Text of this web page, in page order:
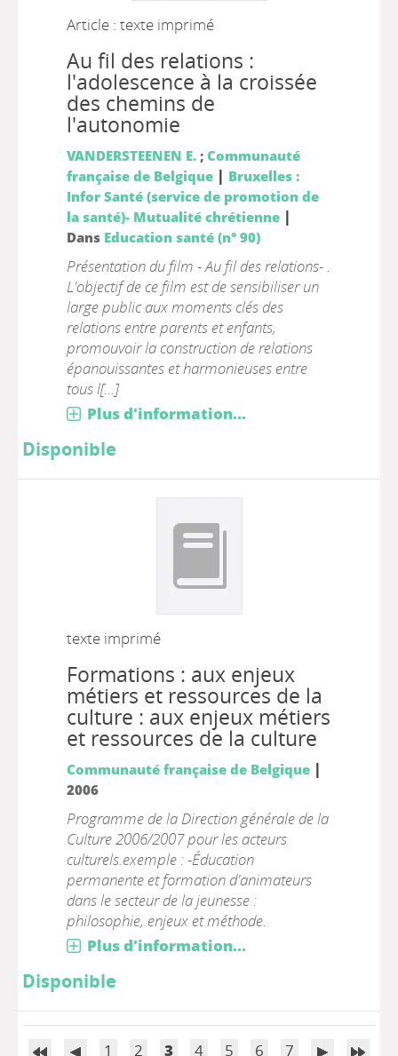
Article : texte imprimé
Au fil des relations :
l'adolescence à la croissée
des chemins de
l'autonomie
VANDERSTEENEN E.; Communauté
française de Belgique | Bruxelles :
Infor Santé (service de promotion de
la santé)- Mutualité chrétienne|
Dans Education santé (n° 90)
Présentation du film - Au fil des relations- .
L'objectif de ce film est de sensibiliser un
large public aux moments clés des
relations entre parents et enfants,
promouvoir la construction de relations
épanouissantes et harmonieuses entre
tous l[...]
Plus d'information...
Disponible
texte imprimé
Formations : aux enjeux
métiers et ressources de la
culture : aux enjeux métiers
et ressources de la culture
Communauté française de Belgique |
2006
Programme de la Direction générale de la
Culture 2006/2007 pour les acteurs
culturels.exemple : -Éducation
permanente et formation d'animateurs
dans le secteur de la jeunesse :
philosophie, enjeux et méthode.
Plus d'information...
Disponible
1 2 3 4 5 6 7